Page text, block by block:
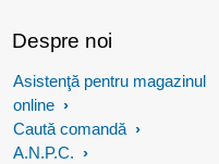
Despre noi
Asistenţă pentru magazinul
online
Caută comandă
A.N.P.C.